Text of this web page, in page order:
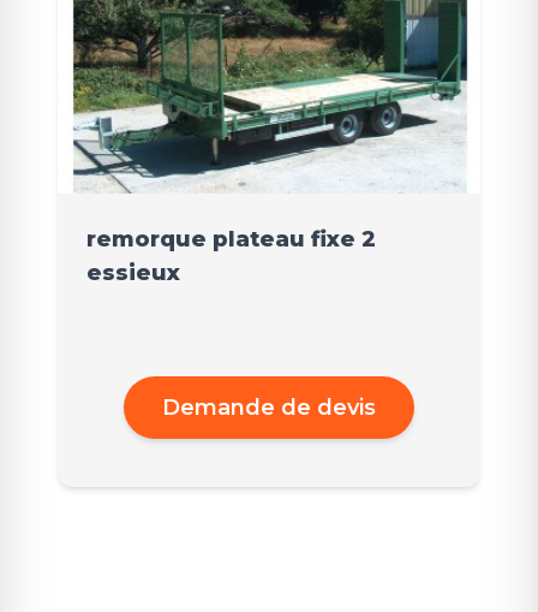
remorque plateau fixe 2
essieux
Demande de devis